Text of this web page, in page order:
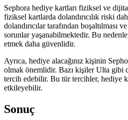
Sephora hediye kartları fiziksel ve
fiziksel kartlarda dolandırıcılık riski
dolandırıcılar tarafından boşaltılması
sorunlar yaşanabilmektedir. Bu
etmek daha güvenlidir.
Ayrıca, hediye alacağınız kişinin
olmak önemlidir. Bazı kişiler Ulta gibi
tercih edebilir. Bu tür tercihler, hediye
etkileyebilir.
Sonuç